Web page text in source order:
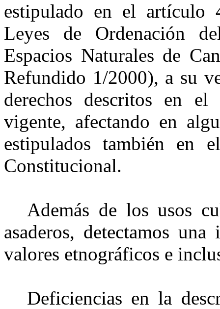
estipulado en el
Leyes de Ordenación
Espacios Naturales de
Refundido 1/2000), a su
derechos descritos en
vigente, afectando en
estipulados también en
Constitucional.
Además de los usos
asaderos, detectamos
valores etnográficos e
Deficiencias en la